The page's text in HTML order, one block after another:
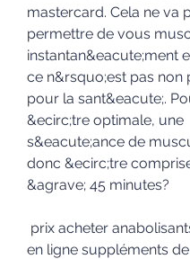
mastercard. Cela ne va
permettre de vous
instantan&eacute;ment
ce n&rsquo;est pas non
pour la sant&eacute;.
&ecirc;tre optimale, une
s&eacute;ance de
donc &ecirc;tre
&agrave; 45 minutes?
en ligne suppléments de